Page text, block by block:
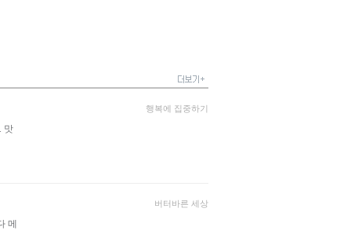
맛
행복에 집중하기
메
버터바른 세상